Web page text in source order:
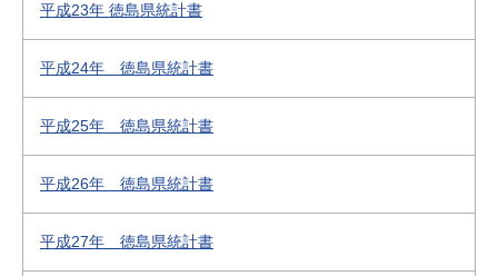
平成23年 徳島県統計書
平成24年 徳島県統計書
平成25年 徳島県統計書
平成26年 徳島県統計書
平成27年 徳島県統計書